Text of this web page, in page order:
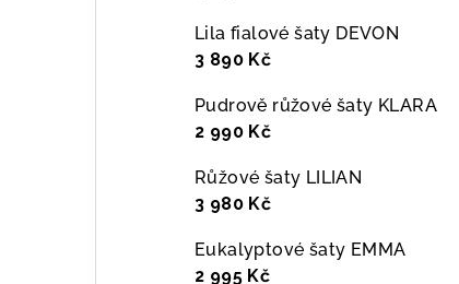
Lila fialové šaty DEVON
3 890 Kč
Pudrově růžové šaty KLARA
2 990 Kč
Růžové šaty LILIAN
3 980 Kč
Eukalyptové šaty EMMA
2 995 Kč